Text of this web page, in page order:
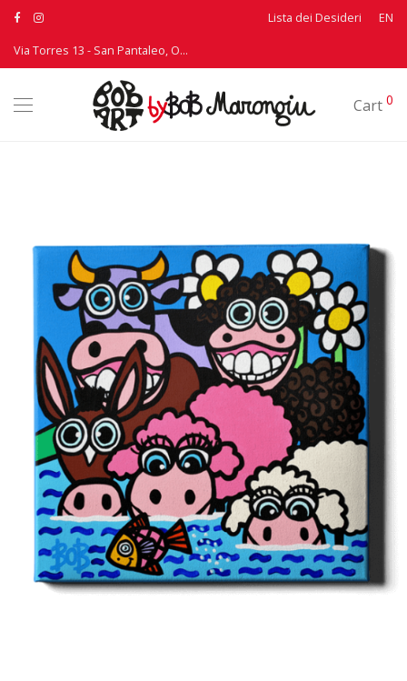
Via Torres 13 - San Pantaleo, Olbia - T: +39 339 3895530
Lista dei Desideri EN
Cart 0